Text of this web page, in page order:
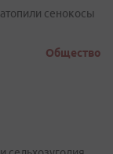
сенокосы
Общество